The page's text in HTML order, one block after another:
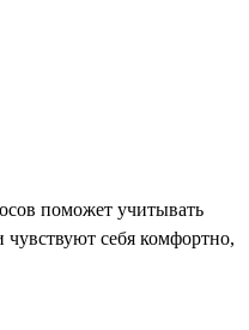
поможет учитывать
себя комфортно,